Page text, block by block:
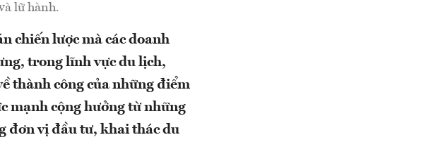
lữ hành.
chiến lược mà các doanh
trong lĩnh vực du lịch,
thành công của những điểm
mạnh cộng hưởng từ những
đơn vị đầu tư, khai thác du